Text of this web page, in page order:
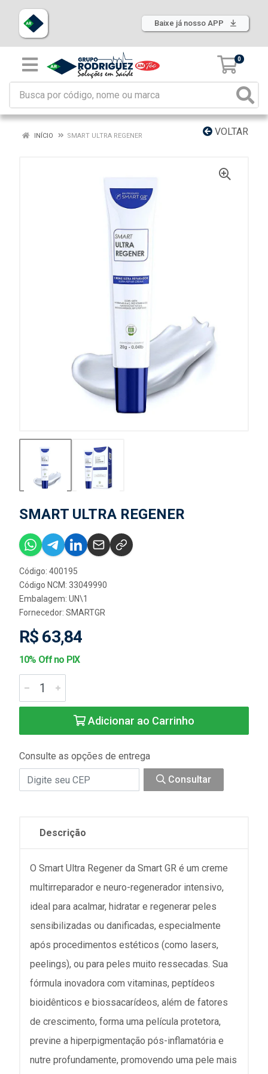
Baixe já nosso APP
0
VOLTAR
INÍCIO SMART ULTRA REGENER
SMART ULTRA REGENER
Código: 400195
Código NCM: 33049990
Embalagem: UN\1
Fornecedor: SMARTGR
R$ 63,84
10% Off no PIX
Adicionar ao Carrinho
Consulte as opções de entrega
Consultar
Descrição
O Smart Ultra Regener da Smart GR é um creme
multirreparador e neuro-regenerador intensivo,
ideal para acalmar, hidratar e regenerar peles
sensibilizadas ou danificadas, especialmente
após procedimentos estéticos (como lasers,
peelings), ou para peles muito ressecadas. Sua
fórmula inovadora com vitaminas, peptídeos
bioidênticos e biossacarídeos, além de fatores
de crescimento, forma uma película protetora,
previne a hiperpigmentação pós-inflamatória e
nutre profundamente, promovendo uma pele mais